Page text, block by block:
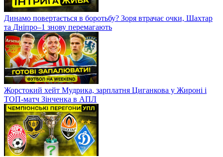
Динамо повертається в боротьбу? Зоря втрачає очки, Шахтар
та Дніпро–1 знову перемагають
Жорстокий хейт Мудрика, зарплатня Циганкова у Жироні і
ТОП-матч Зінченка в АПЛ